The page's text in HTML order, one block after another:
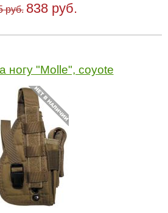
руб. 838 руб.
ногу "Molle", coyote